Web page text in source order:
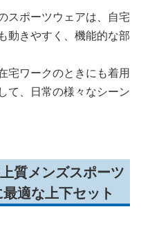
スポーツウェアは、自宅
動きやすく、機能的な部
宅ワークのときにも着用
て、日常の様々なシーン
質メンズスポーツ
適な上下セット